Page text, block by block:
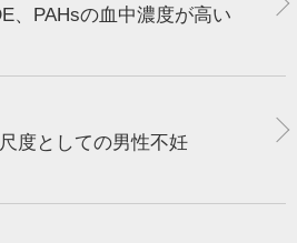
、PAHsの血中濃度が高い
度としての男性不妊